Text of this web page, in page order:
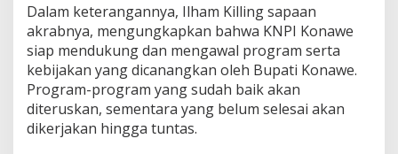
P
J
B
u
p
a
t
i
K
Dalam keterangannya, Ilham Killing sapaan
akrabnya, mengungkapkan bahwa KNPI Konawe
siap mendukung dan mengawal program serta
kebijakan yang dicanangkan oleh Bupati Konawe.
Program-program yang sudah baik akan
diteruskan, sementara yang belum selesai akan
dikerjakan hingga tuntas.